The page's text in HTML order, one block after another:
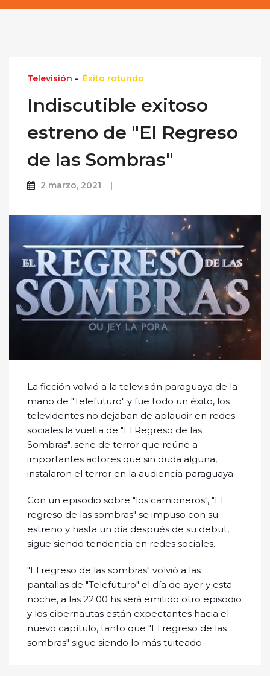
Televisión - Éxito rotundo
Indiscutible exitoso
estreno de "El Regreso
de las Sombras"
2 marzo, 2021
La ficción volvió a la televisión paraguaya de la
mano de "Telefuturo" y fue todo un éxito, los
televidentes no dejaban de aplaudir en redes
sociales la vuelta de "El Regreso de las
Sombras", serie de terror que reúne a
importantes actores que sin duda alguna,
instalaron el terror en la audiencia paraguaya.
Con un episodio sobre "los camioneros", "El
regreso de las sombras" se impuso con su
estreno y hasta un día después de su debut,
sigue siendo tendencia en redes sociales.
"El regreso de las sombras" volvió a las
pantallas de "Telefuturo" el día de ayer y esta
noche, a las 22.00 hs será emitido otro episodio
y los cibernautas están expectantes hacia el
nuevo capítulo, tanto que "El regreso de las
sombras" sigue siendo lo más tuiteado.